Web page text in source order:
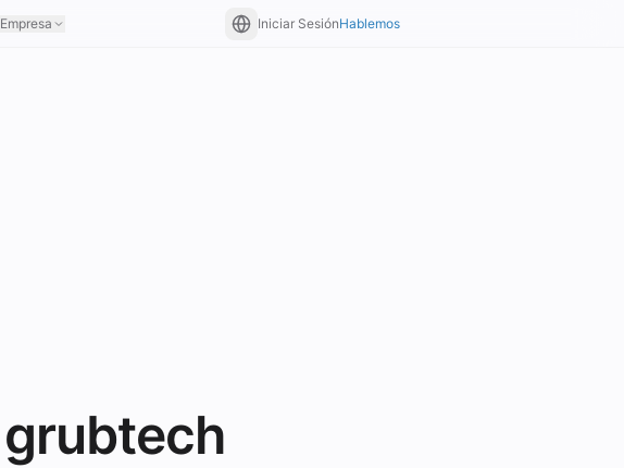
Empresa Iniciar SesiónHablemos